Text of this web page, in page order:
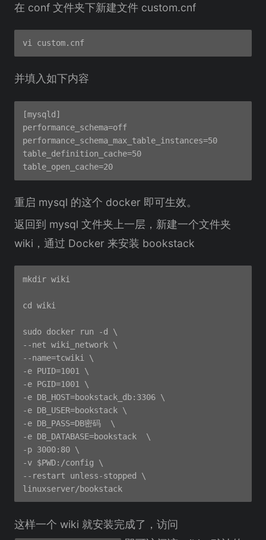
在 conf 文件夹下新建文件 custom.cnf
并填入如下内容
[mysqld]
performance_schema=off
performance_schema_max_table_instances=50
table_definition_cache=50
重启 mysql 的这个 docker 即可生效。
返回到 mysql 文件夹上一层，新建一个文件夹
wiki，通过 Docker 来安装 bookstack
mkdir wiki
cd wiki
sudo docker run -d \
--net wiki_network \
--name=tcwiki \
-e PUID=1001 \
-e PGID=1001 \
-e DB_HOST=bookstack_db:3306 \
-e DB_USER=bookstack \
-e DB_PASS=DB密码  \
-e DB_DATABASE=bookstack  \
-p 3000:80 \
-v $PWD:/config \
--restart unless-stopped \
这样一个 wiki 就安装完成了，访问